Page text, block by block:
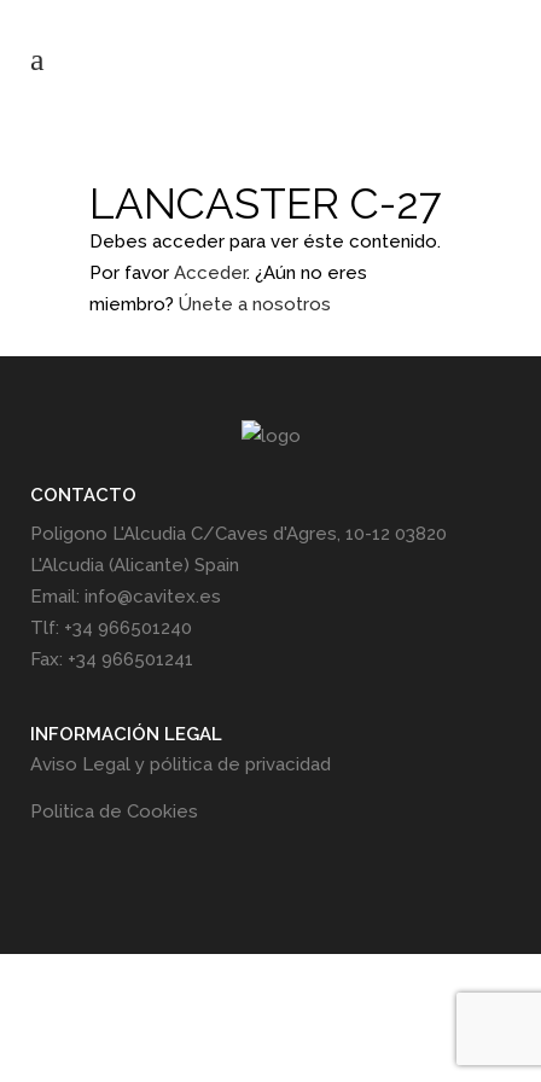
LANCASTER C-27
Debes acceder para ver éste contenido.
Por favor Acceder. ¿Aún no eres
miembro? Únete a nosotros
CONTACTO
Poligono L'Alcudia C/Caves d'Agres, 10-12 03820
L'Alcudia (Alicante) Spain
Email: info@cavitex.es
Tlf: +34 966501240
Fax: +34 966501241
INFORMACIÓN LEGAL
Aviso Legal y pólitica de privacidad
Politica de Cookies